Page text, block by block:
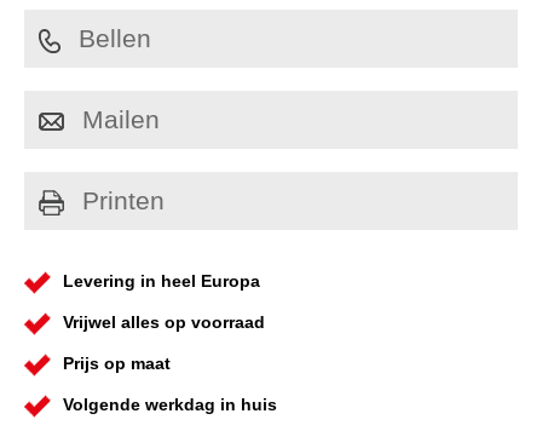
Bellen
Mailen
Printen
Levering in heel Europa
Vrijwel alles op voorraad
Prijs op maat
Volgende werkdag in huis